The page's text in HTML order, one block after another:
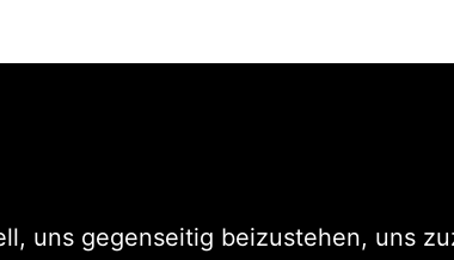
uns gegenseitig beizustehen, uns